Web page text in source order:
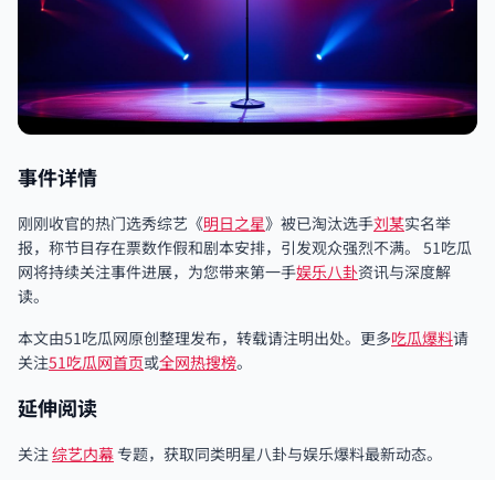
事件详情
刚刚收官的热门选秀综艺《明日之星》被已淘汰选手刘某实名举
报，称节目存在票数作假和剧本安排，引发观众强烈不满。 51吃瓜
网将持续关注事件进展，为您带来第一手娱乐八卦资讯与深度解
读。
本文由51吃瓜网原创整理发布，转载请注明出处。更多吃瓜爆料请
关注51吃瓜网首页或全网热搜榜。
延伸阅读
关注综艺内幕 专题，获取同类明星八卦与娱乐爆料最新动态。